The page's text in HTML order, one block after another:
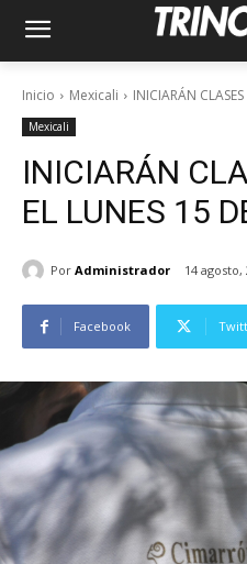
Inicio Mexicali INICIARÁN
Mexicali
INICIARÁN
EL LUNES 15
Por Administrador 14 agosto,
Facebook